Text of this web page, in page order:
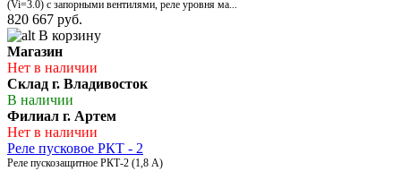
(Vi=3.0) с запорными вентилями, реле уровня ма...
820 667 руб.
В корзину
Магазин
Нет в наличии
Склад г. Владивосток
В наличии
Филиал г. Артем
Нет в наличии
Реле пусковое РКТ - 2
Реле пускозащитное РКТ-2 (1,8 А)